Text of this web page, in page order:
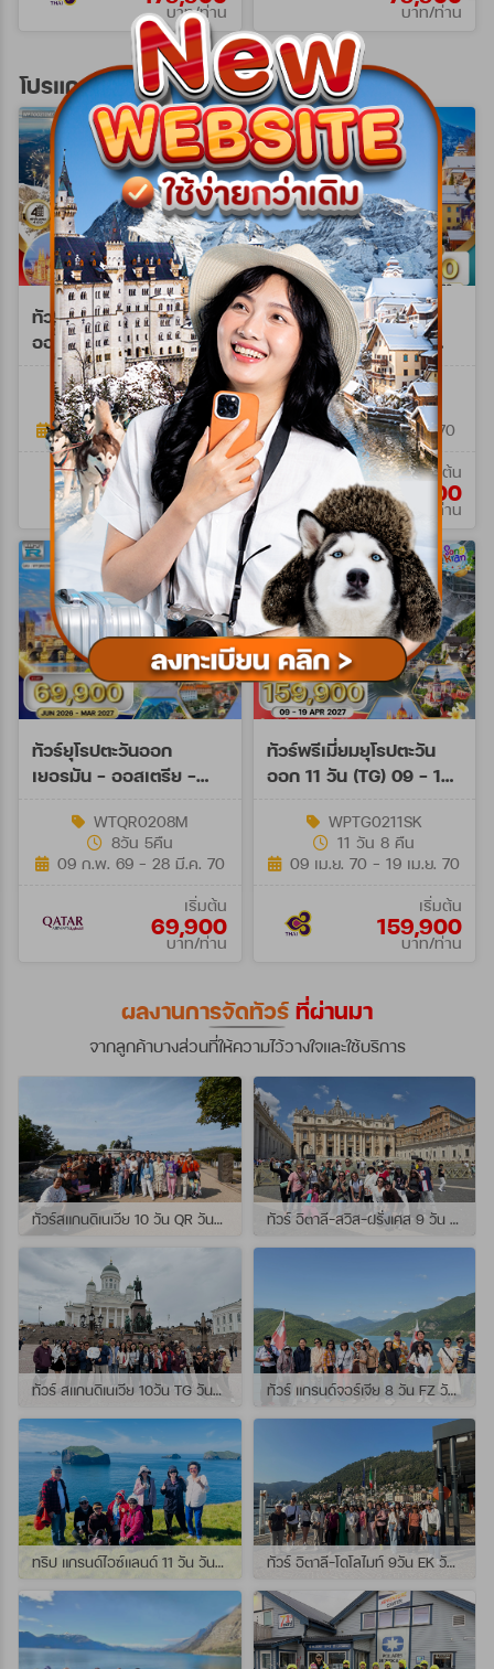
บาท/ท่าน บาท/ท่าน
โปรแกรมทัวร์ยุโรปตะวันออก
ทัวร์พรีเมี่ยม ยุโรปตะวัน
ออก พักหมู่บ้านฮัลล์สตัทท์
11วัน 8คืน (TG) 25 DEC
26 - 04 JAN 27 NY
WPTG0211NY
11วัน 8คืน
25 ธ.ค. 69 - 04 ม.ค. 70
เริ่มต้น
160,900
บาท/ท่าน
ทัวร์ยุโรปตะวันออก
เยอรมนี - ออสเตรีย -
เช็ก - สโลวาเกีย - ฮังการี
9วัน (QR)WQR0209P
9วัน 6คืน
17 มิ.ย. 69 - 03 ม.ค. 70
เริ่มต้น
79,900
บาท/ท่าน
ทัวร์ยุโรปตะวันออก
เยอรมัน - ออสเตรีย -
JUN 26 - MAR 27
WTQR0208M
8วัน 5คืน
09 ก.พ. 69 - 28 มี.ค. 70
เริ่มต้น
69,900
บาท/ท่าน
ทัวร์พรีเมี่ยมยุโรปตะวัน
ออก 11 วัน (TG) 09 - 19
WPTG0211SK
11 วัน 8 คืน
09 เม.ย. 70 - 19 เม.ย. 70
เริ่มต้น
159,900
บาท/ท่าน
ผลงานการจัดทัวร์ ที่ผ่านมา
จากลูกค้าบางส่วนที่ให้ความไว้วางใจและใช้บริการ
ทัวร์สแกนดิเนเวีย 10 วัน QR วันที่ 23 กรกฏาคม - 01 สิงหาคม 2569 เดินทางกับไกด์พี่จุ้ย และ พี่กั้ง ทัวร์ อิตาลี-สวิส-ฝรั่งเศส 9 วัน QR วันที่ 24 กรกฏาคม - 01 สิงหาคม 2569 เดินทางกับไกด์พี่เช
ทัวร์ สแกนดิเนเวีย 10วัน TG วันที่ 24 กรกฏาคม - 02 สิงหาคม 2569 เดินทางกับไกด์พี่ยอร์ช ทัวร์ แกรนด์จอร์เจีย 8 วัน FZ วันที่ 26 กรกฎาคม - 02 สิงหาคม 2569 เดินทางกับไกด์พี่โจ๊ก
ทริป แกรนด์ไอซ์แลนด์ 11 วัน วันที่ 25 กรกฏาคม - 04 สิงหาคม 2569 เดินทางกับไกด์พี่เปิ้ล ทัวร์ อิตาลี-โดโลไมท์ 9วัน EK วันที่ 21 - 29 กรกฏาคม 2569 เดินทางกับไกด์พี่หนุ่ม